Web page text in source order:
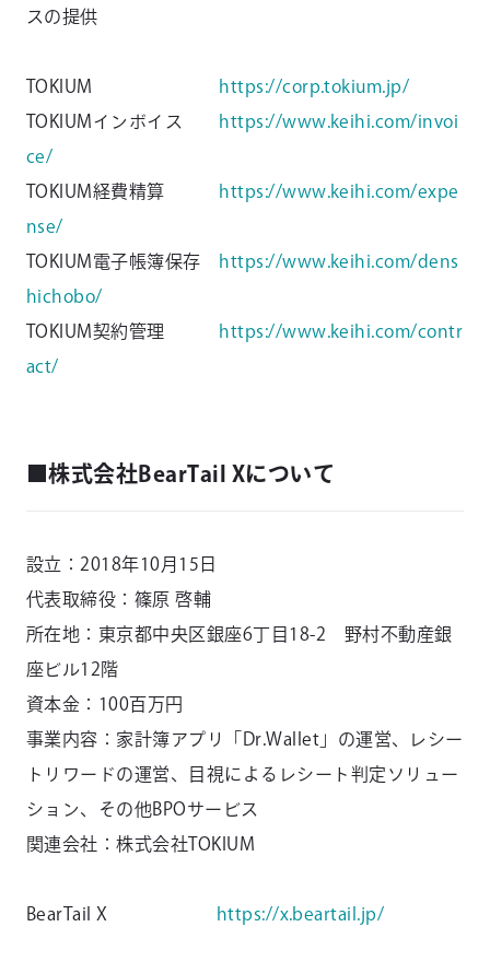
スの提供
TOKIUM
https://corp.tokium.jp/
TOKIUMインボイス
https://www.keihi.com/invoi
ce/
TOKIUM経費精算
https://www.keihi.com/expe
nse/
TOKIUM電子帳簿保存
https://www.keihi.com/dens
hichobo/
TOKIUM契約管理
https://www.keihi.com/contr
act/
■株式会社BearTail Xについて
設立：2018年10月15日
代表取締役：篠原 啓輔
所在地：東京都中央区銀座6丁目18-2 野村不動産銀
座ビル12階
資本金：100百万円
事業内容：家計簿アプリ「Dr.Wallet」の運営、レシー
トリワードの運営、目視によるレシート判定ソリュー
ション、その他BPOサービス
関連会社：株式会社TOKIUM
BearTail X https://x.beartail.jp/